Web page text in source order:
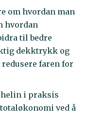
om hvordan man
hvordan
til bedre
dekktrykk og
faren for
i praksis
ved å